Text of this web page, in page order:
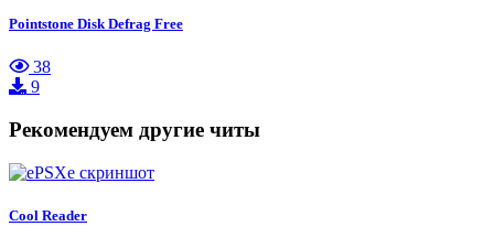
Pointstone Disk Defrag Free
38
9
Рекомендуем другие читы
Cool Reader